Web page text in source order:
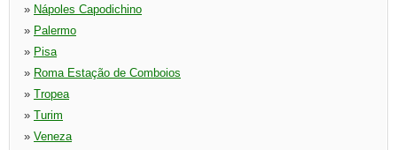
» Nápoles Capodichino
» Palermo
» Pisa
» Roma Estação de Comboios
» Tropea
» Turim
» Veneza